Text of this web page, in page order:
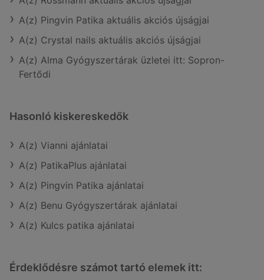
A(z) Pingvin Patika aktuális akciós újságjai
A(z) Crystal nails aktuális akciós újságjai
A(z) Alma Gyógyszertárak üzletei itt: Sopron-
Fertődi
Hasonló kiskereskedők
A(z) Vianni ajánlatai
A(z) PatikaPlus ajánlatai
A(z) Pingvin Patika ajánlatai
A(z) Benu Gyógyszertárak ajánlatai
A(z) Kulcs patika ajánlatai
Érdeklődésre számot tartó elemek itt: